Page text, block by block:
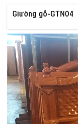
Giường gỗ-GTN04